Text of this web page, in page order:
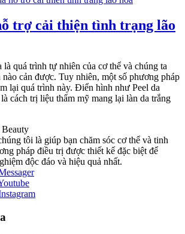
trợ cải thiện tình trạng lão
là quá trình tự nhiên của cơ thể và chúng ta
nào cản được. Tuy nhiên, một số phương pháp
lại quá trình này. Điển hình như Peel da
cách trị liệu thẩm mỹ mang lại làn da trắng
tôi là giúp bạn chăm sóc cơ thể và tinh
pháp điều trị được thiết kế đặc biệt để
độc đáo và hiệu quả nhất.